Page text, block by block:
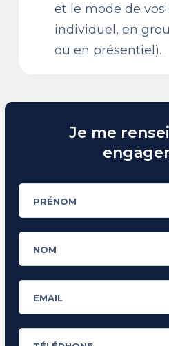
et le mode de vos
individuel, en
ou en présentiel).
Je me